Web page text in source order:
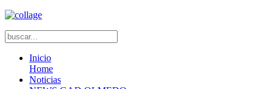
Inicio
Home
Noticias